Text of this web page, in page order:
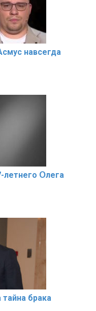
навсегда
лeтнего Օлега
брaка